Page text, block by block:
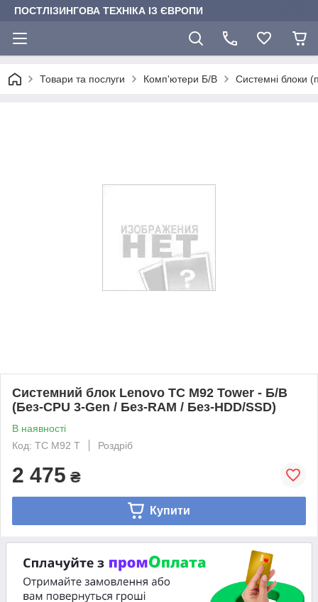
ПОСТЛІЗИНГОВА ТЕХНІКА ІЗ ЄВРОПИ
Товари та послуги Комп'ютери Б/В Системні блоки
Системний блок Lenovo TC M92 Tower - Б/В
(Без-CPU 3-Gen / Без-RAM / Без-HDD/SSD)
В наявності
Код: TC M92 T
Роздріб
2 475 ₴
Купити